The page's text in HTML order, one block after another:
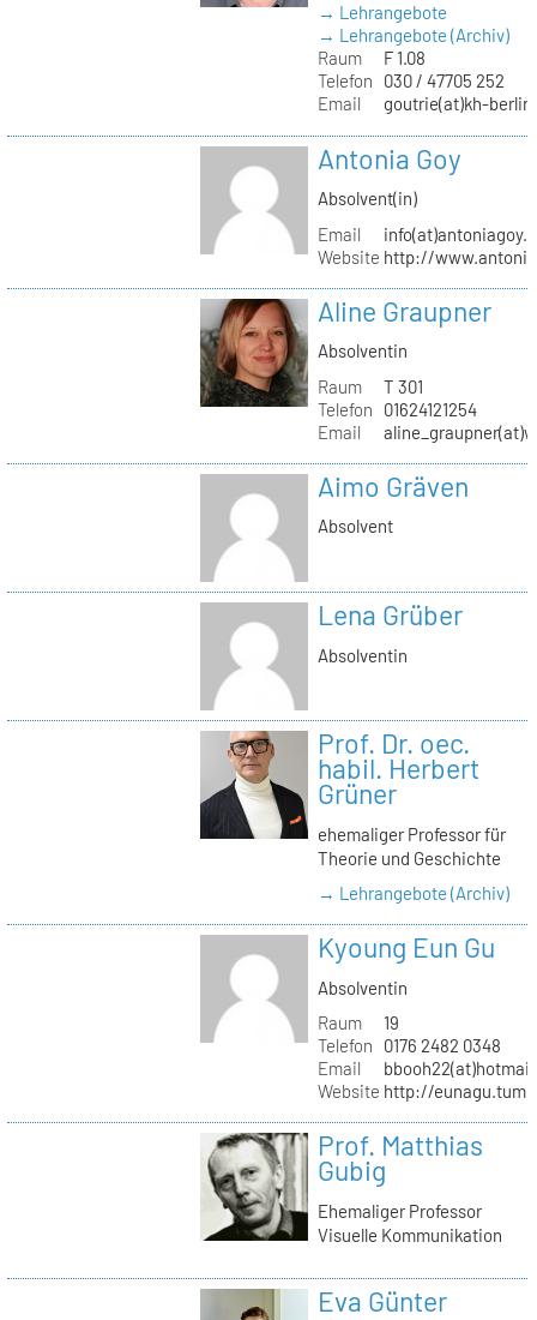
→ Lehrangebote
→ Lehrangebote (Archiv)
Raum
F 1.08
Telefon
030 / 47705 252
Email
goutrie(at)kh-
Antonia Goy
Absolvent(in)
Email
Website http://
Aline Graupner
Absolventin
Raum
T 301
Telefon
01624121254
Email
Aimo Gräven
Absolvent
Lena Grüber
Absolventin
Prof. Dr. oec.
habil. Herbert
Grüner
ehemaliger Professor für
Theorie und Geschichte
→ Lehrangebote (Archiv)
Kyoung Eun Gu
Absolventin
Raum
19
Telefon
0176 2482 0348
Email
Website http://
Prof. Matthias
Gubig
Ehemaliger Professor
Visuelle Kommunikation
Eva Günter